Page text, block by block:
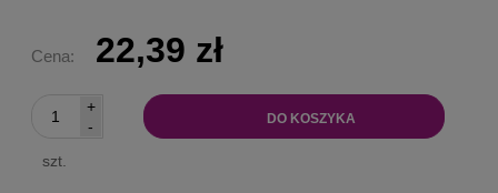
Cena: 22,39 zł
-
+
szt.
DO KOSZYKA